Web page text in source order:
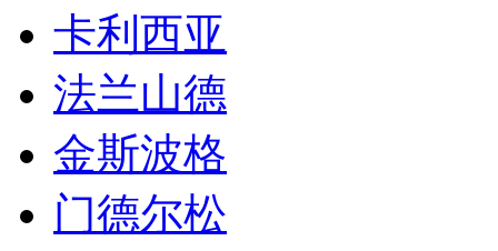
卡利西亚
法兰山德
金斯波格
门德尔松